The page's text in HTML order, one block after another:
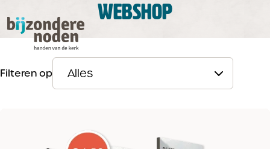
WEBSHOP
Filteren op